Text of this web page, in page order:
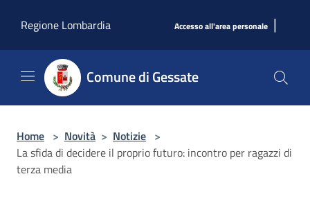
Regione Lombardia
Accesso all'area personale |
Comune di Gessate
Home > Novità > Notizie >
La sfida di decidere il proprio futuro: incontro per ragazzi di
terza media